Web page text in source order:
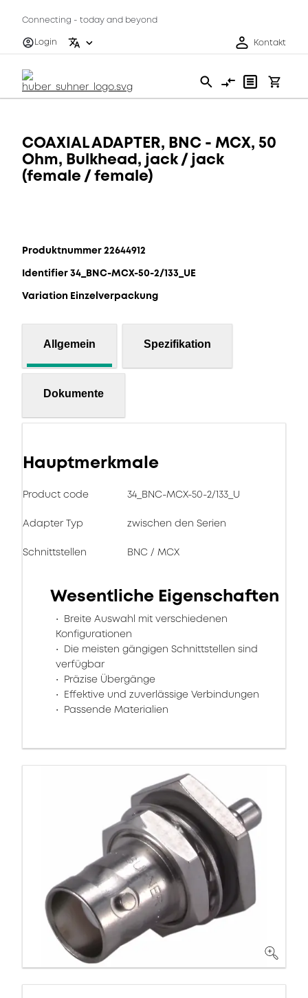
Connecting - today and beyond
Login
Kontakt
COAXIAL ADAPTER, BNC - MCX, 50
Ohm, Bulkhead, jack / jack
(female / female)
Produktnummer 22644912
Identifier 34_BNC-MCX-50-2/133_UE
Variation Einzelverpackung
Allgemein Spezifikation
Dokumente
Hauptmerkmale
Product code 34_BNC-MCX-50-2/133_U
Adapter Typ zwischen den Serien
Schnittstellen BNC / MCX
Wesentliche Eigenschaften
Breite Auswahl mit verschiedenen
Konfigurationen
Die meisten gängigen Schnittstellen sind
verfügbar
Präzise Übergänge
Effektive und zuverlässige Verbindungen
Passende Materialien